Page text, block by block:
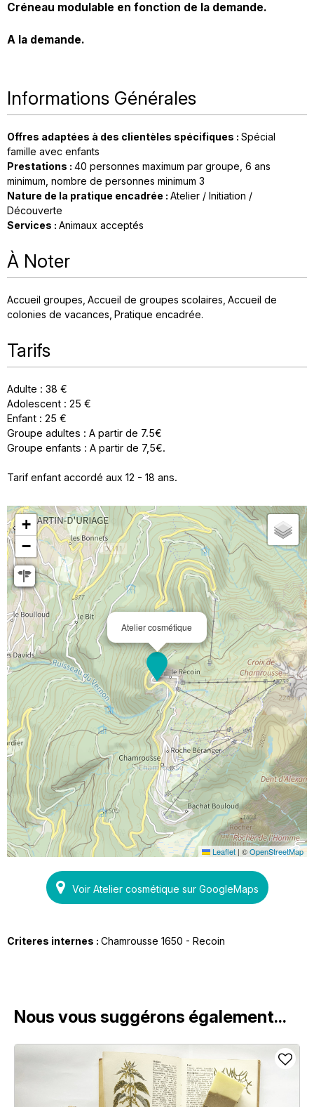
Créneau modulable en fonction de la demande.
A la demande.
Informations Générales
Offres adaptées à des clientèles spécifiques : Spécial
famille avec enfants
Prestations : 40 personnes maximum par groupe 6 ans
minimum nombre de personnes minimum 3
Nature de la pratique encadrée : Atelier / Initiation /
Découverte
Services : Animaux acceptés
À Noter
Accueil groupes Accueil de groupes scolaires Accueil de
colonies de vacances Pratique encadrée
Tarifs
Adulte : 38 €
Adolescent : 25 €
Enfant : 25 €
Groupe adultes : A partir de 7.5€
Groupe enfants : A partir de 7,5€.
Tarif enfant accordé aux 12 - 18 ans.
Atelier cosmétique
+
−
Leaflet | ©OpenStreetMap
Voir Atelier cosmétique sur GoogleMaps
Criteres internes : Chamrousse 1650 - Recoin
Nous vous suggérons également...